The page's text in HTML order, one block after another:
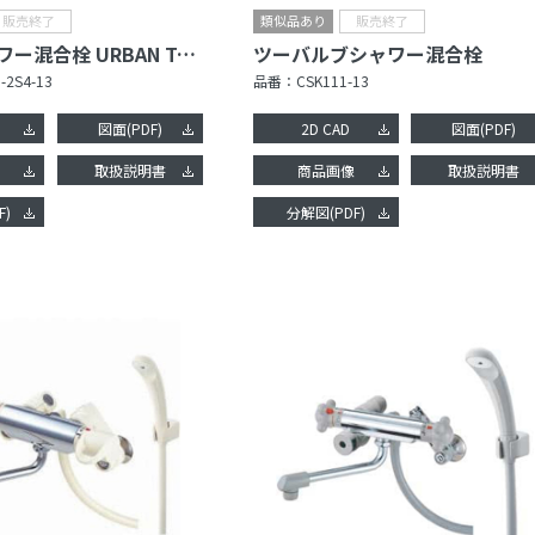
サーモシャワー混合栓 URBAN TOWER
2S4-13
図面(PDF)
取扱説明書
ツーバルブシャワー混合栓
品番： CSK111-13
2D CAD 図面(PDF)
商品画像 取扱説明書
分解図(PDF)